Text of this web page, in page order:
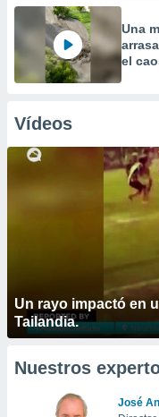
Una
el
Vídeos
Un rayo impactó en
Tailandia.
Nuestros
José